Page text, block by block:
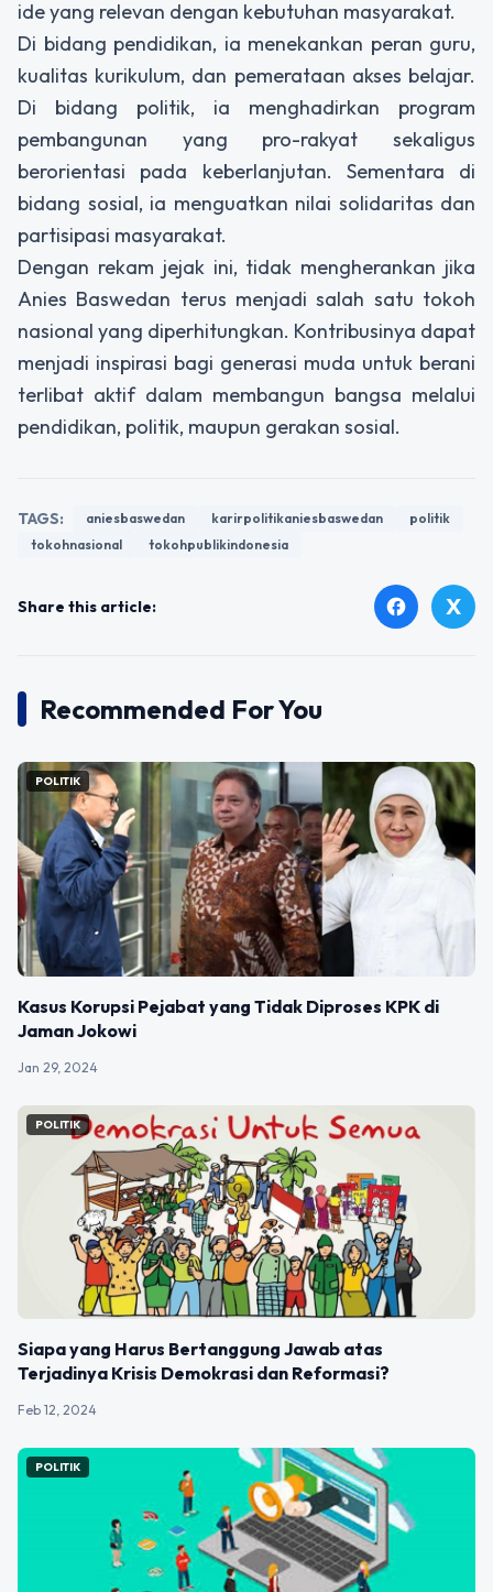
ide yang relevan dengan kebutuhan masyarakat.
Di bidang pendidikan, ia menekankan peran guru,
kualitas kurikulum, dan pemerataan akses belajar.
Di bidang politik, ia menghadirkan program
pembangunan yang pro-rakyat sekaligus
berorientasi pada keberlanjutan. Sementara di
bidang sosial, ia menguatkan nilai solidaritas dan
partisipasi masyarakat.
Dengan rekam jejak ini, tidak mengherankan jika
Anies Baswedan terus menjadi salah satu tokoh
nasional yang diperhitungkan. Kontribusinya dapat
menjadi inspirasi bagi generasi muda untuk berani
terlibat aktif dalam membangun bangsa melalui
pendidikan, politik, maupun gerakan sosial.
TAGS: aniesbaswedan karirpolitikaniesbaswedan
politik
tokohnasional
tokohpublikindonesia
Share this article: facebook X
Recommended For You
POLITIK
Kasus Korupsi Pejabat yang Tidak Diproses KPK di
Jaman Jokowi
Jan 29, 2024
POLITIK
Siapa yang Harus Bertanggung Jawab atas
Terjadinya Krisis Demokrasi dan Reformasi?
Feb 12, 2024
POLITIK